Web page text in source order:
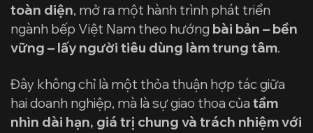
toàn diện, mở ra một hành trình phát triển
ngành bếp Việt Nam theo hướng bài bản – bền
vững – lấy người tiêu dùng làm trung tâm.
Đây không chỉ là một thỏa thuận hợp tác giữa
hai doanh nghiệp, mà là sự giao thoa của tầm
nhìn dài hạn, giá trị chung và trách nhiệm với